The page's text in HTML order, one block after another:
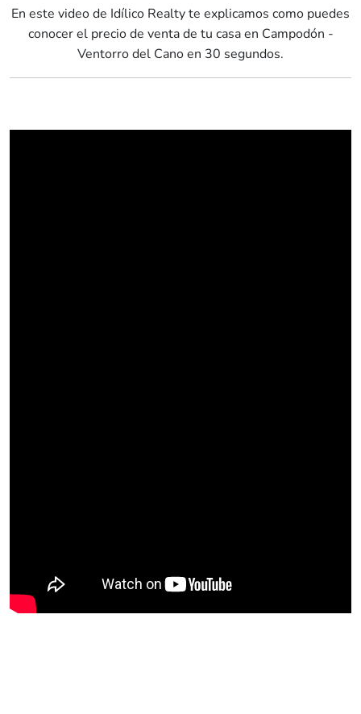
En este video de Idílico Realty te explicamos como puedes
conocer el precio de venta de tu casa en Campodón -
Ventorro del Cano en 30 segundos.